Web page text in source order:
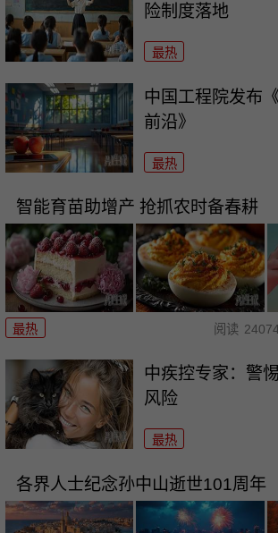
险制度落地
最热
中国工程院发布
前沿》
最热
智能育苗助增产 抢抓农时备春耕
最热 阅读 24074
中疾控专家：警
风险
最热
各界人士纪念孙中山逝世101周年